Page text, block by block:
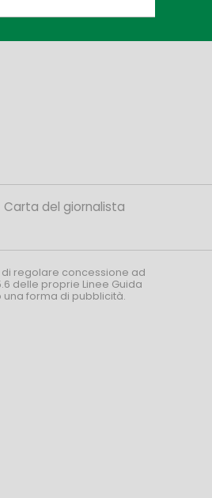
Carta del giornalista
regolare concessione ad
delle proprie Linee Guida
una forma di pubblicità.